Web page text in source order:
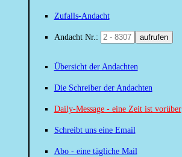
Zufalls-Andacht
Andacht Nr.: aufrufen
Übersicht der Andachten
Die Schreiber der Andachten
Daily-Message - eine Zeit ist vorüber
Schreibt uns eine Email
Abo - eine tägliche Mail